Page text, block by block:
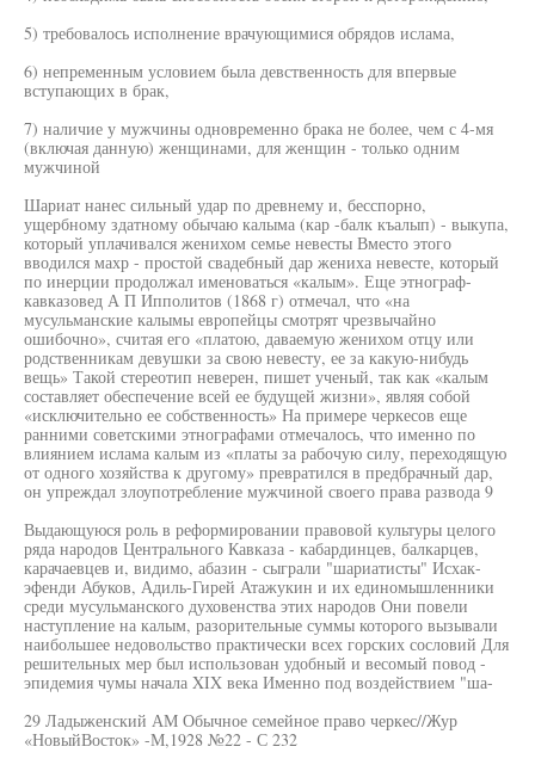
5) требовалось исполнение врачующимися обрядов ислама,
6) непременным условием была девственность для впервые
вступающих в брак,
7) наличие у мужчины одновременно брака не более, чем с 4-мя
(включая данную) женщинами, для женщин - только одним
мужчиной
Шариат нанес сильный удар по древнему и, бесспорно,
ущербному здатному обычаю калыма (кар -балк къалып) - выкупа,
который уплачивался женихом семье невесты Вместо этого
вводился махр - простой свадебный дар жениха невесте, который
по инерции продолжал именоваться «калым». Еще этнограф-
кавказовед А П Ипполитов (1868 г) отмечал, что «на
мусульманские калымы европейцы смотрят чрезвычайно
ошибочно», считая его «платою, даваемую женихом отцу или
родственникам девушки за свою невесту, ее за какую-нибудь
вещь» Такой стереотип неверен, пишет ученый, так как «калым
составляет обеспечение всей ее будущей жизни», являя собой
«исключительно ее собственность» На примере черкесов еще
ранними советскими этнографами отмечалось, что именно по
влиянием ислама калым из «платы за рабочую силу, переходящую
от одного хозяйства к другому» превратился в предбрачный дар,
он упреждал злоупотребление мужчиной своего права развода 9
Выдающуюся роль в реформировании правовой культуры целого
ряда народов Центрального Кавказа - кабардинцев, балкарцев,
карачаевцев и, видимо, абазин - сыграли "шариатисты" Исхак-
эфенди Абуков, Адиль-Гирей Атажукин и их единомышленники
среди мусульманского духовенства этих народов Они повели
наступление на калым, разорительные суммы которого вызывали
наибольшее недовольство практически всех горских сословий Для
решительных мер был использован удобный и весомый повод -
эпидемия чумы начала XIX века Именно под воздействием "ша-
29 Ладыженский АМ Обычное семейное право черкес//Жур
«НовыйВосток» -М,1928 №22 - С 232